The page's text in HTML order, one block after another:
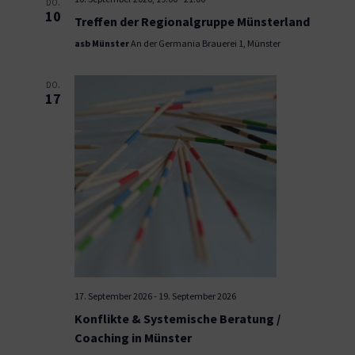
DO.
10 Treffen der Regionalgruppe Münsterland
asb MünsterAn der Germania Brauerei 1, Münster
DO.
17
17. September 2026- 19. September 2026
Konflikte & Systemische Beratung /
Coaching in Münster